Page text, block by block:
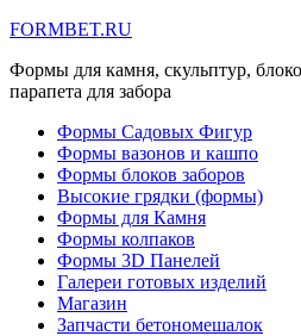
FORMBET.RU
Формы для камня, скульптур,
парапета для забора
Формы Садовых Фигур
Формы вазонов и кашпо
Формы блоков заборов
Высокие грядки (формы)
Формы для Камня
Формы колпаков
Формы 3D Панелей
Галереи готовых изделий
Магазин
Запчасти бетономешалок